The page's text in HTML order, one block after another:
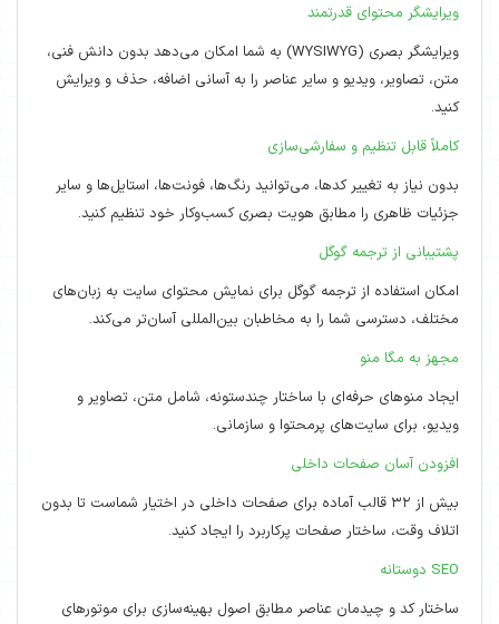
ویرایشگر محتوای قدرتمند
ویرایشگر بصری (WYSIWYG) به شما امکان می‌دهد بدون دانش فنی،
متن، تصاویر، ویدیو و سایر عناصر را به آسانی اضافه، حذف و ویرایش
کنید.
کاملاً قابل تنظیم و سفارشی‌سازی
بدون نیاز به تغییر کدها، می‌توانید رنگ‌ها، فونت‌ها، استایل‌ها و سایر
جزئیات ظاهری را مطابق هویت بصری کسب‌وکار خود تنظیم کنید.
پشتیبانی از ترجمه گوگل
امکان استفاده از ترجمه گوگل برای نمایش محتوای سایت به زبان‌های
مختلف، دسترسی شما را به مخاطبان بین‌المللی آسان‌تر می‌کند.
مجهز به مگا منو
ایجاد منوهای حرفه‌ای با ساختار چندستونه، شامل متن، تصاویر و
ویدیو، برای سایت‌های پرمحتوا و سازمانی.
افزودن آسان صفحات داخلی
بیش از ۳۲ قالب آماده برای صفحات داخلی در اختیار شماست تا بدون
اتلاف وقت، ساختار صفحات پرکاربرد را ایجاد کنید.
SEO دوستانه
ساختار کد و چیدمان عناصر مطابق اصول بهینه‌سازی برای موتورهای